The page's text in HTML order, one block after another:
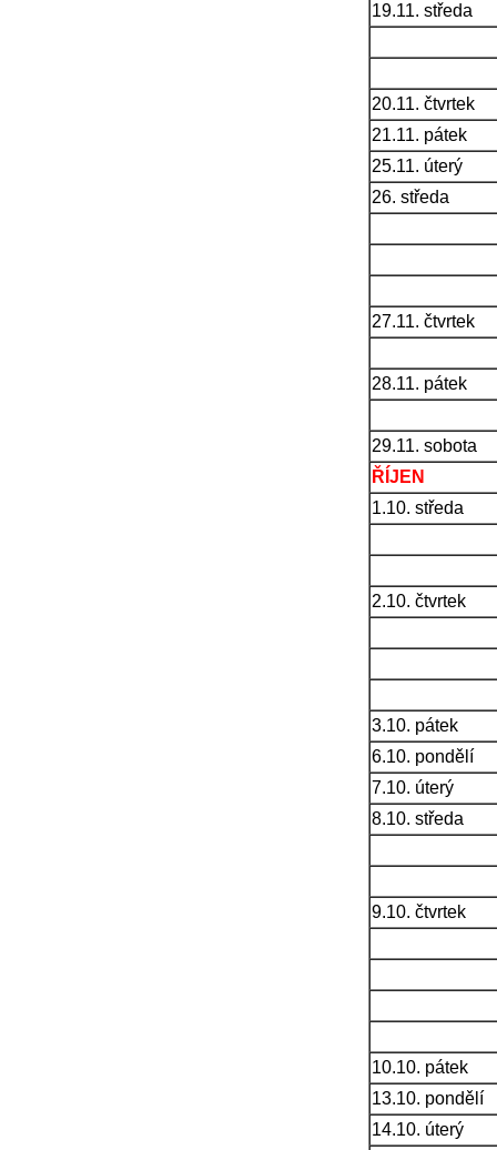
19.11. středa
20.11. čtvrtek
21.11. pátek
25.11. úterý
26. středa
27.11. čtvrtek
28.11. pátek
29.11. sobota
ŘÍJEN
1.10. středa
2.10. čtvrtek
3.10. pátek
6.10. pondělí
7.10. úterý
8.10. středa
9.10. čtvrtek
10.10. pátek
13.10. pondělí
14.10. úterý